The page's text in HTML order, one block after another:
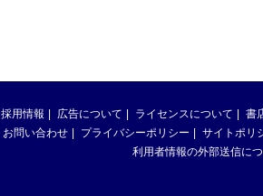
採用情報 広告について ライセンスについて 書
お問い合わせ プライバシーポリシー サイトポリ
利用者情報の外部送信に